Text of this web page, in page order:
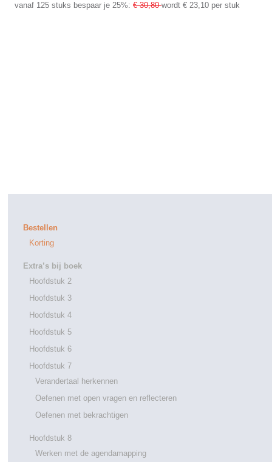
vanaf 125 stuks bespaar je 25%: € 30,80wordt € 23,10 per stuk
Bestellen
Korting
Extra’s bij boek
Hoofdstuk 2
Hoofdstuk 3
Hoofdstuk 4
Hoofdstuk 5
Hoofdstuk 6
Hoofdstuk 7
Verandertaal herkennen
Oefenen met open vragen en reflecteren
Oefenen met bekrachtigen
Hoofdstuk 8
Werken met de agendamapping